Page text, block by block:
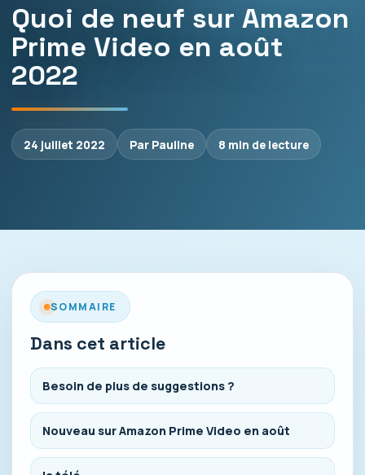
Quoi de neuf sur Amazon
Prime Video en août
2022
24 juillet 2022 Par Pauline 8 min de lecture
SOMMAIRE
Dans cet article
Besoin de plus de suggestions ?
Nouveau sur Amazon Prime Video en août